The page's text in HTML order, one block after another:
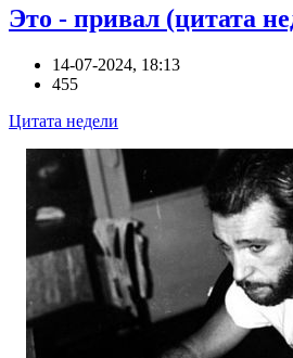
Это - привал (цитата
14-07-2024, 18:13
455
Цитата недели